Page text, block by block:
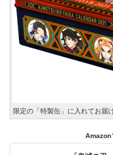
限定の「特製缶」に入れてお届
Amazon